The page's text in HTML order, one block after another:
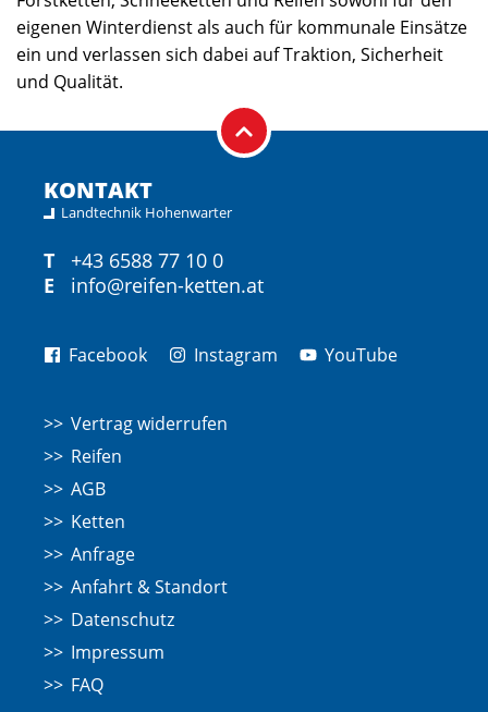
eigenen Winterdienst als auch für kommunale Einsätze
ein und verlassen sich dabei auf Traktion, Sicherheit
und Qualität.
KONTAKT
Landtechnik Hohenwarter
T
+43 6588 77 10 0
E
info@reifen-ketten.at
Facebook Instagram YouTube
Vertrag widerrufen
Reifen
AGB
Ketten
Anfrage
Anfahrt & Standort
Datenschutz
Impressum
FAQ